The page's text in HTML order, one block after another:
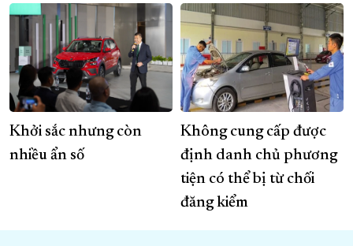
Khởi sắc nhưng còn
nhiều ẩn số
Không cung cấp được
định danh chủ phương
tiện có thể bị từ chối
đăng kiểm